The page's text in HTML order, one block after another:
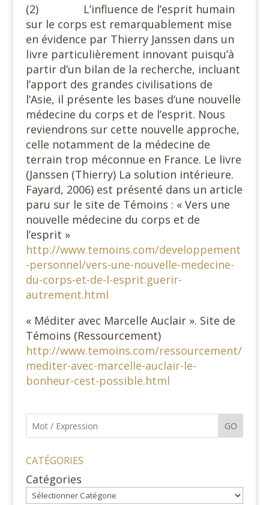
(2) L’influence de l’esprit humain
sur le corps est remarquablement mise
en évidence par Thierry Janssen dans un
livre particulièrement innovant puisqu’à
partir d’un bilan de la recherche, incluant
l’apport des grandes civilisations de
l’Asie, il présente les bases d’une nouvelle
médecine du corps et de l’esprit. Nous
reviendrons sur cette nouvelle approche,
celle notamment de la médecine de
terrain trop méconnue en France. Le livre
(Janssen (Thierry) La solution intérieure.
Fayard, 2006) est présenté dans un article
paru sur le site de Témoins : « Vers une
nouvelle médecine du corps et de
l’esprit »
http://www.temoins.com/developpement
-personnel/vers-une-nouvelle-medecine-
du-corps-et-de-l-esprit.guerir-
autrement.html
« Méditer avec Marcelle Auclair ». Site de
Témoins (Ressourcement)
http://www.temoins.com/ressourcement/
mediter-avec-marcelle-auclair-le-
bonheur-cest-possible.html
GO
CATÉGORIES
Catégories